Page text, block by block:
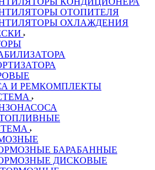
ОТОПИТЕЛЯ
ОХЛАЖДЕНИЯ
И РЕМКОМПЛЕКТЫ
БАРАБАННЫЕ
ДИСКОВЫЕ